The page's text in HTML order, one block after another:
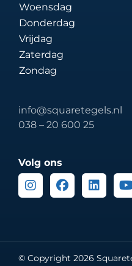
Woensdag
Donderdag
Vrijdag
Zaterdag
Zondag
info@squaretegels.nl
038 – 20 600 25
Volg ons
InstagramFacebook
© Copyright 2026